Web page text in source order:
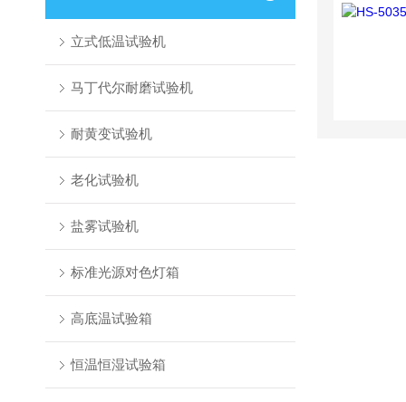
立式低温试验机
马丁代尔耐磨试验机
耐黄变试验机
老化试验机
盐雾试验机
标准光源对色灯箱
高底温试验箱
恒温恒湿试验箱